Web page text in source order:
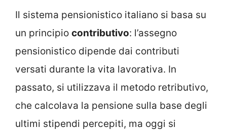
Il sistema pensionistico italiano si basa su
un principio contributivo: l’assegno
pensionistico dipende dai contributi
versati durante la vita lavorativa. In
passato, si utilizzava il metodo retributivo,
che calcolava la pensione sulla base degli
ultimi stipendi percepiti, ma oggi si